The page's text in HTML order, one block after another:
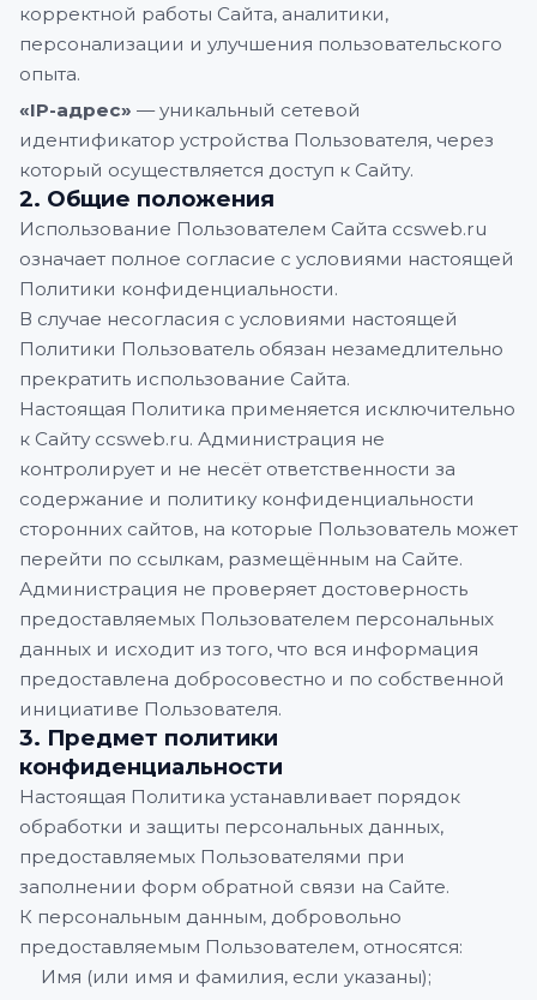
корректной работы Сайта, аналитики,
персонализации и улучшения пользовательского
опыта.
«IP-адрес» — уникальный сетевой
идентификатор устройства Пользователя, через
который осуществляется доступ к Сайту.
2. Общие положения
Использование Пользователем Сайта ccsweb.ru
означает полное согласие с условиями настоящей
Политики конфиденциальности.
В случае несогласия с условиями настоящей
Политики Пользователь обязан незамедлительно
прекратить использование Сайта.
Настоящая Политика применяется исключительно
к Сайту ccsweb.ru. Администрация не
контролирует и не несёт ответственности за
содержание и политику конфиденциальности
сторонних сайтов, на которые Пользователь может
перейти по ссылкам, размещённым на Сайте.
Администрация не проверяет достоверность
предоставляемых Пользователем персональных
данных и исходит из того, что вся информация
предоставлена добросовестно и по собственной
инициативе Пользователя.
3. Предмет политики
конфиденциальности
Настоящая Политика устанавливает порядок
обработки и защиты персональных данных,
предоставляемых Пользователями при
заполнении форм обратной связи на Сайте.
К персональным данным, добровольно
предоставляемым Пользователем, относятся:
Имя (или имя и фамилия, если указаны);